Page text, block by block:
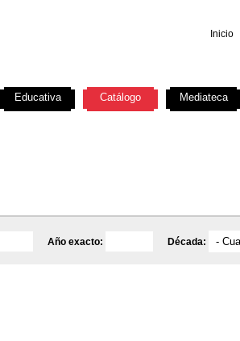
Inicio
Año exacto: Década:
Educativa Catálogo Mediateca